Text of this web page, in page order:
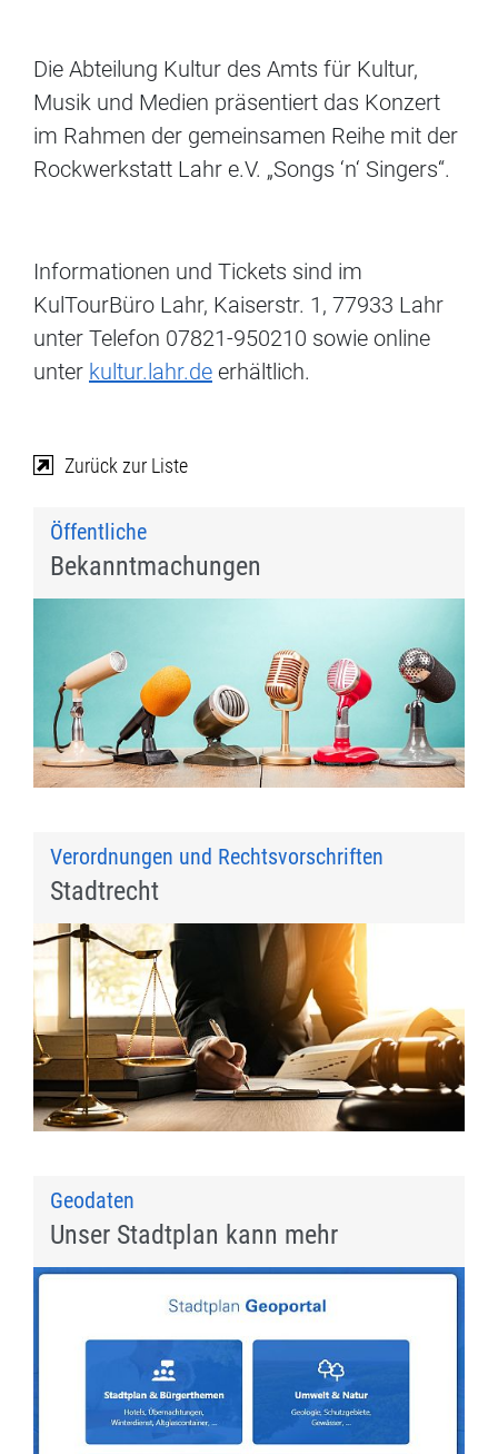
Die Abteilung Kultur des Amts für Kultur,
Musik und Medien präsentiert das Konzert
im Rahmen der gemeinsamen Reihe mit der
Rockwerkstatt Lahr e.V. „Songs ‘n‘ Singers“.
Informationen und Tickets sind im
KulTourBüro Lahr, Kaiserstr. 1, 77933 Lahr
unter Telefon 07821-950210 sowie online
unter kultur.lahr.de erhältlich.
Zurück zur Liste
Öffentliche
Bekanntmachungen
Verordnungen und Rechtsvorschriften
Stadtrecht
Geodaten
Unser Stadtplan kann mehr